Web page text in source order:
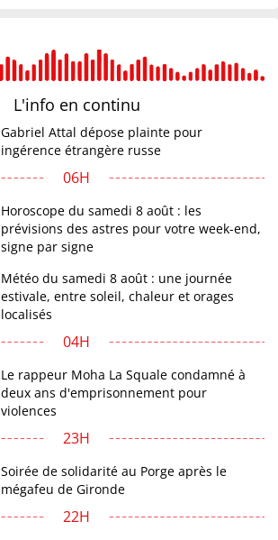
L'info en continu
Gabriel Attal dépose plainte pour
ingérence étrangère russe
06H
Horoscope du samedi 8 août : les
prévisions des astres pour votre week-end,
signe par signe
Météo du samedi 8 août : une journée
estivale, entre soleil, chaleur et orages
localisés
04H
Le rappeur Moha La Squale condamné à
deux ans d'emprisonnement pour
violences
23H
Soirée de solidarité au Porge après le
mégafeu de Gironde
22H